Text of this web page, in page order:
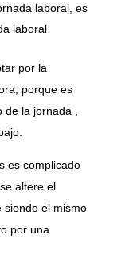
laboral, es
laboral
por la
porque es
la jornada ,
es complicado
altere el
siendo el mismo
por una